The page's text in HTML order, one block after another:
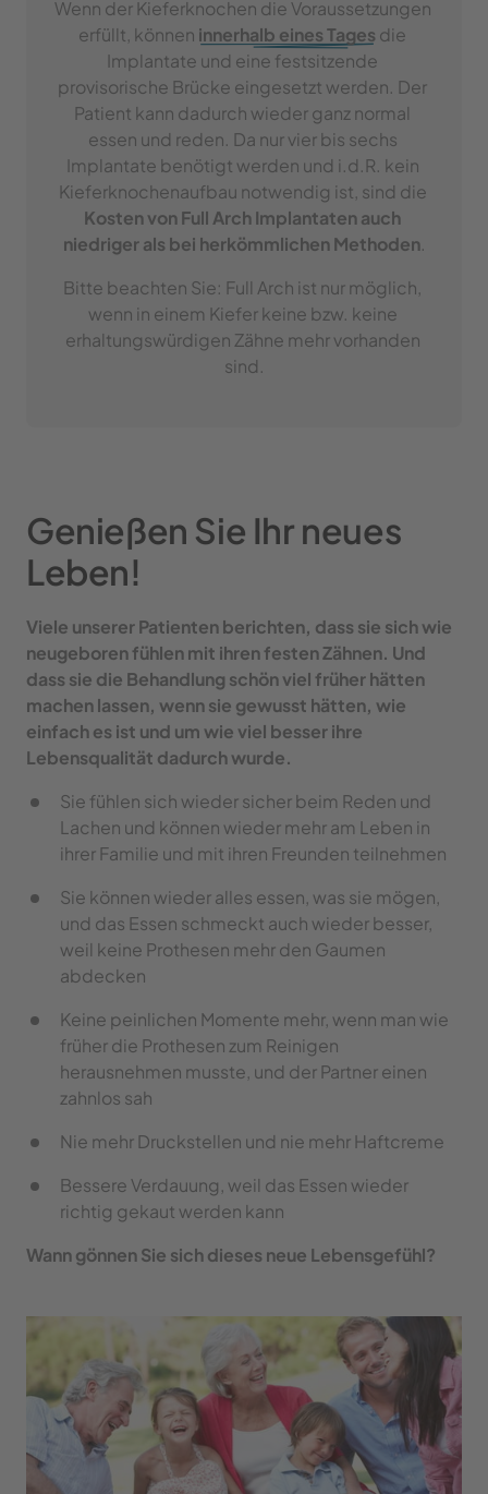
Wenn der Kieferknochen die Voraussetzungen
erfüllt, können innerhalb eines Tages die
Implantate und eine festsitzende
provisorische Brücke eingesetzt werden. Der
Patient kann dadurch wieder ganz normal
essen und reden. Da nur vier bis sechs
Implantate benötigt werden und i.d.R. kein
Kosten von Full Arch Implantaten auch
niedriger als bei herkömmlichen Methoden.
Bitte beachten Sie: Full Arch ist nur möglich,
wenn in einem Kiefer keine bzw. keine
erhaltungswürdigen Zähne mehr vorhanden
sind.
Genießen Sie Ihr neues
Leben!
Viele unserer Patienten berichten, dass sie sich wie
neugeboren fühlen mit ihren festen Zähnen. Und
dass sie die Behandlung schön viel früher hätten
machen lassen, wenn sie gewusst hätten, wie
einfach es ist und um wie viel besser ihre
Lebensqualität dadurch wurde.
Sie fühlen sich wieder sicher beim Reden und
Lachen und können wieder mehr am Leben in
ihrer Familie und mit ihren Freunden teilnehmen
Sie können wieder alles essen, was sie mögen,
und das Essen schmeckt auch wieder besser,
weil keine Prothesen mehr den Gaumen
abdecken
Keine peinlichen Momente mehr, wenn man wie
früher die Prothesen zum Reinigen
herausnehmen musste, und der Partner einen
zahnlos sah
Nie mehr Druckstellen und nie mehr Haftcreme
Bessere Verdauung, weil das Essen wieder
richtig gekaut werden kann
Wann gönnen Sie sich dieses neue Lebensgefühl?